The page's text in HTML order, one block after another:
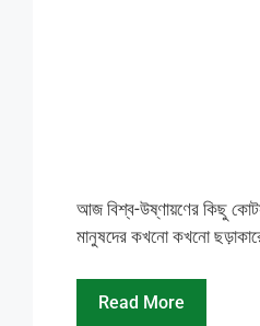
আজ বিশ্ব-উষ্ণায়ণের কিছু
মানুষদের কখনো কখনো
Read More